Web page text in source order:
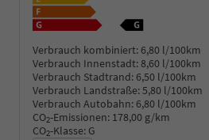
Verbrauch kombiniert: 6,80 l/100km
Verbrauch Innenstadt:8,60 l/100km
Verbrauch Stadtrand: 6,50 l/100km
Verbrauch Landstraße:5,80 l/100km
Verbrauch Autobahn: 6,80 l/100km
CO2-Emissionen: 178,00 g/km
CO2-Klasse: G